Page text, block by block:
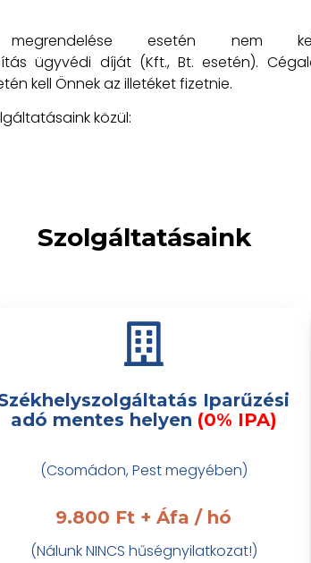
megrendelése esetén
ügyvédi díját (Kft., Bt. esetén).
kell Önnek az illetéket fizetnie.
közül:
Szolgáltatásaink
Iparűzési
adó mentes helyen (0% IPA)
(Csomádon, Pest megyében)
9.800 Ft + Áfa / hó
(Nálunk NINCS hűségnyilatkozat!)